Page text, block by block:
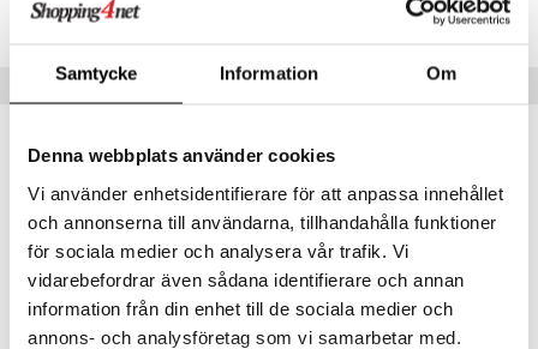
Samtycke Information Om
Denna webbplats använder cookies
Vi använder enhetsidentifierare för att anpassa innehållet
och annonserna till användarna, tillhandahålla funktioner
för sociala medier och analysera vår trafik. Vi
vidarebefordrar även sådana identifierare och annan
information från din enhet till de sociala medier och
annons- och analysföretag som vi samarbetar med.
IHA54-1-XX
Vinkkejä sinulle
& Peitot